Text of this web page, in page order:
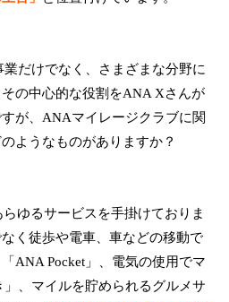
だけでなく、さまざまな分野に
の中心的な役割をANA Xさんが
が、ANAマイレージクラブに関
ようなものがありますか？
ゆるサービスを手掛けておりま
く徒歩や電車、車などの移動で
ANA Pocket」、電気の使用でマ
、マイルを貯められるグルメサ